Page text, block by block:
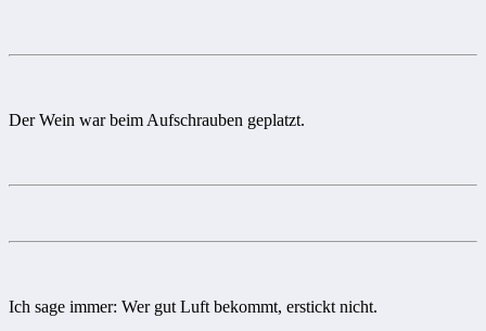
Der Wein war beim Aufschrauben geplatzt.
Ich sage immer: Wer gut Luft bekommt, erstickt nicht.